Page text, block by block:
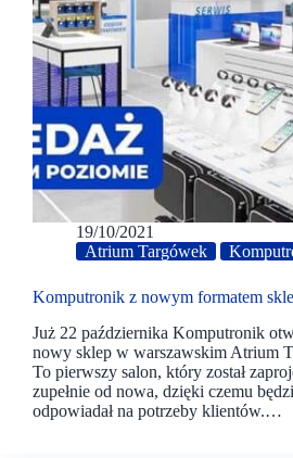
19/10/2021
Atrium Targówek
Komputronik z nowym formatem
Już 22 października Komputronik
nowy sklep w warszawskim Atrium
To pierwszy salon, który został
zupełnie od nowa, dzięki czemu
odpowiadał na potrzeby klientów.…